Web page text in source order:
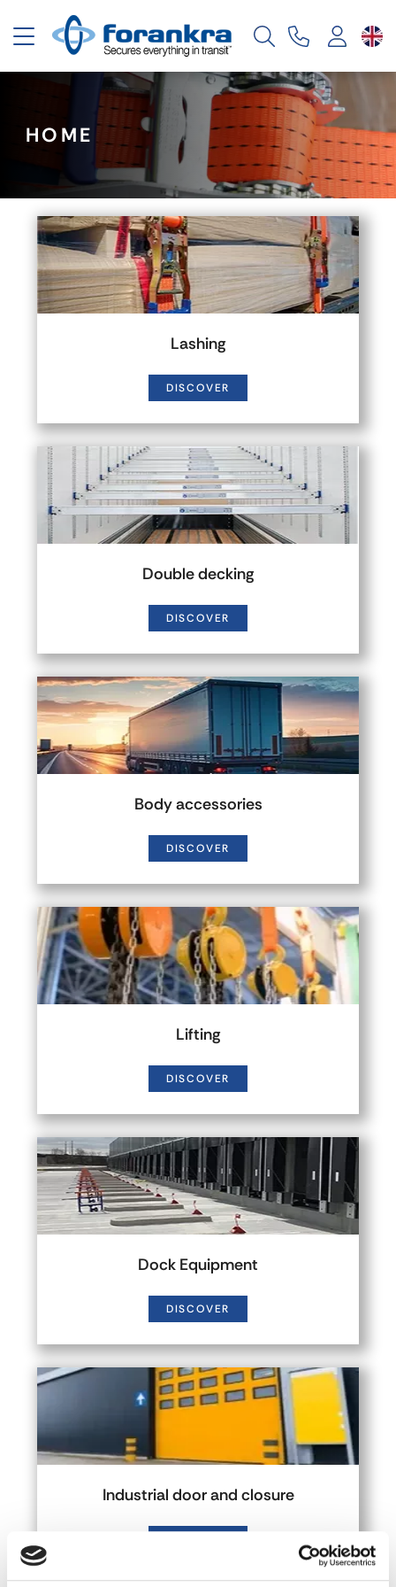
Toggle navigation
HOME
Lashing
DISCOVER
Double decking
DISCOVER
Body accessories
DISCOVER
Lifting
DISCOVER
Dock Equipment
DISCOVER
Industrial door and closure